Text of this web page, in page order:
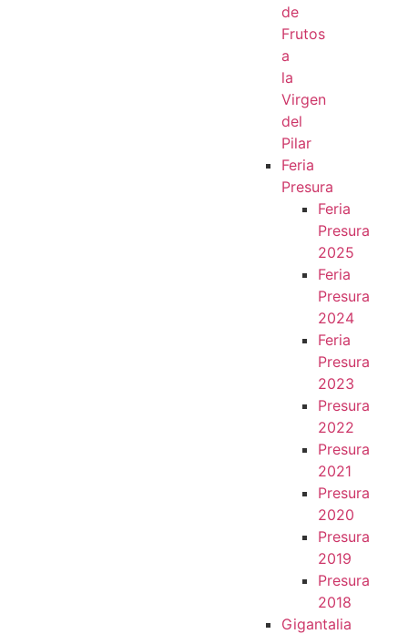
de
Frutos
a
la
Virgen
del
Pilar
Feria
Presura
Feria
Presura
2025
Feria
Presura
2024
Feria
Presura
2023
Presura
2022
Presura
2021
Presura
2020
Presura
2019
Presura
2018
Gigantalia